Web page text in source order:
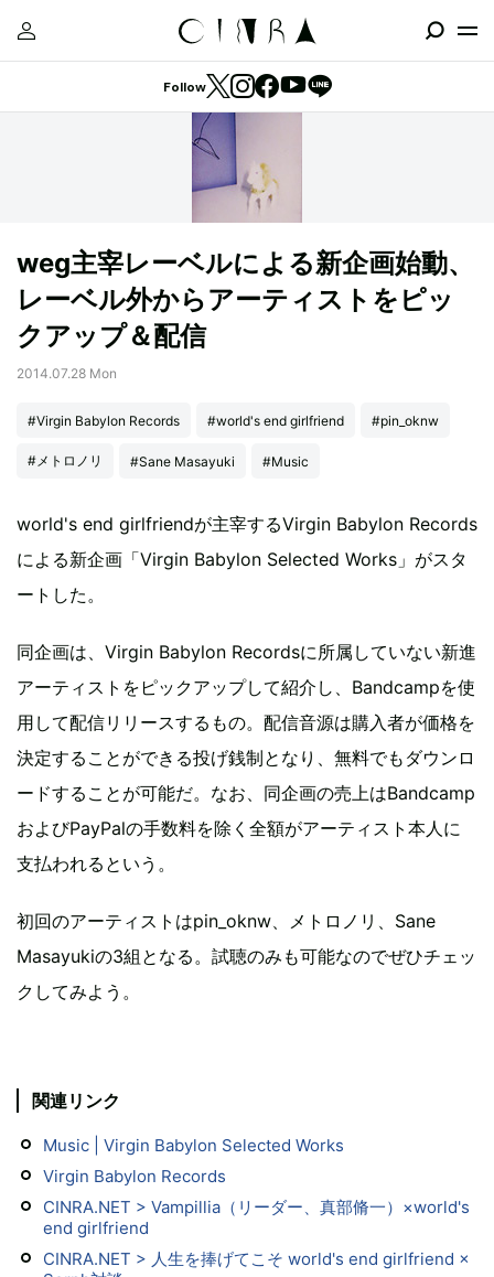
Follow
weg主宰レーベルによる新企画始動、
レーベル外からアーティストをピッ
クアップ＆配信
2014.07.28 Mon
#Virgin Babylon Records #world's end girlfriend #pin_oknw
#メトロノリ #Sane Masayuki #Music
world's end girlfriendが主宰するVirgin Babylon Records
による新企画「Virgin Babylon Selected Works」がスタ
ートした。
同企画は、Virgin Babylon Recordsに所属していない新進
アーティストをピックアップして紹介し、Bandcampを使
用して配信リリースするもの。配信音源は購入者が価格を
決定することができる投げ銭制となり、無料でもダウンロ
ードすることが可能だ。なお、同企画の売上はBandcamp
およびPayPalの手数料を除く全額がアーティスト本人に
支払われるという。
初回のアーティストはpin_oknw、メトロノリ、Sane
Masayukiの3組となる。試聴のみも可能なのでぜひチェッ
クしてみよう。
関連リンク
Music | Virgin Babylon Selected Works
Virgin Babylon Records
CINRA.NET > Vampillia（リーダー、真部脩一）×world's
end girlfriend
CINRA.NET > 人生を捧げてこそ world's end girlfriend ×